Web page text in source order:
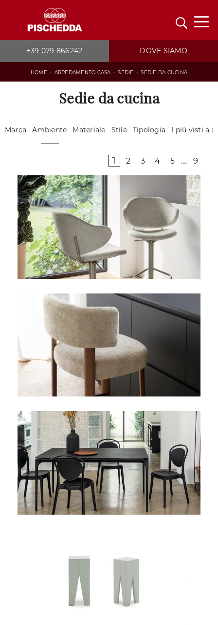
+39 079 866242 DOVE SIAMO
HOME - ARREDAMENTO CASA -SEDIE -SEDIE DA CUCINA
Sedie da cucina
Marca Ambiente Materiale Stile Tipologia I più visti a :
1 2 3 4 5 .... 9